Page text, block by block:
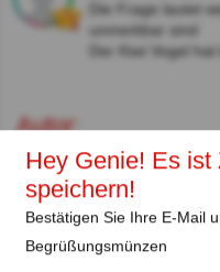
Die Frage lautet
unmerkbar sind
Der Kiwi Vogel
Autor:
Lena
Autor
Seit
Hey Genie! Es ist
speichern!
Bestätigen Sie Ihre E-Mail
Begrüßungsmünzen